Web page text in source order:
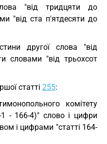
"від тридцяти до
"від ста п'ятдесяти до
другої слова "від
словами "від трьохсот
статті 255:
комітету
1 - 166-4)" слово і цифри
і цифрами "статті 164-